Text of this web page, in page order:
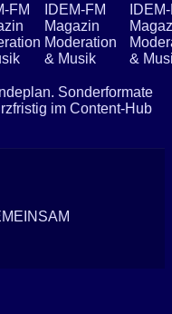
FM
IDEM-FM
Magazin
Moderation
& Musik
&
Sonderformate
im Content-Hub